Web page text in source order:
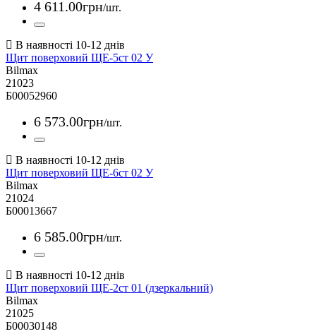
4 611.00грн/шт.
Щит поверховий ЩЕ-5ст 02 У
Bilmax
21023
Б00052960
6 573.00грн/шт.
Щит поверховий ЩЕ-6ст 02 У
Bilmax
21024
Б00013667
6 585.00грн/шт.
Щит поверховий ЩЕ-2ст 01 (дзеркальний)
Bilmax
21025
Б00030148